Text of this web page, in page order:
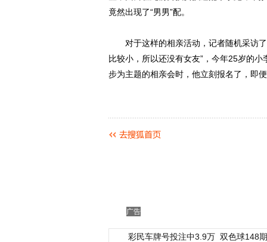
竟然出现了“男男”配。
对于这样的相亲活动，记者随机采访了
比较小，所以还没有女友”，今年25岁的
步为主题的相亲会时，他立刻报名了，即
广告
彩民车牌号投注中3.9万 双色球148